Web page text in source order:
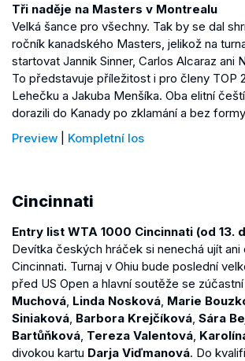
Tři naděje na Masters v Montrealu
Velká šance pro všechny. Tak by se dal
ročník kanadského Masters, jelikož na
startovat Jannik Sinner, Carlos Alcaraz ani
To představuje příležitost i pro členy TOP
Lehečku a Jakuba Menšíka. Oba elitní
dorazili do Kanady po zklamání a bez
Preview
Kompletní los
Cincinnati
Entry list WTA 1000 Cincinnati (od 13.
Devítka českých hráček si nenechá ujít
Cincinnati. Turnaj v Ohiu bude poslední
před US Open a hlavní soutěže se zúčastní
Muchová, Linda Nosková, Marie
Siniaková, Barbora Krejčíková, Sára
Bartůňková, Tereza Valentová,
divokou kartu Darja Viďmanová. Do